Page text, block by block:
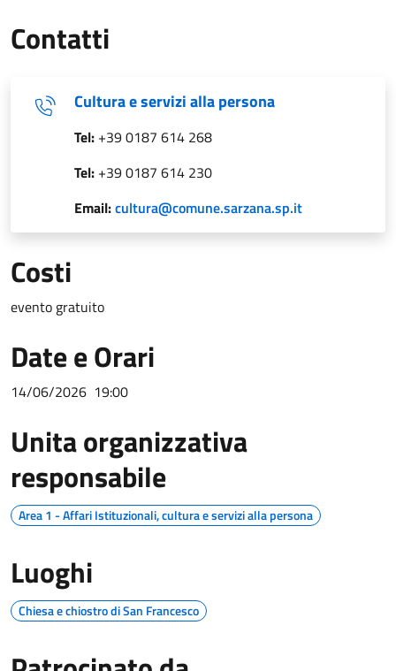
Contatti
Cultura e servizi alla persona
Tel: +39 0187 614 268
Tel: +39 0187 614 230
Email:cultura@comune.sarzana.sp.it
Costi
evento gratuito
Date e Orari
14/06/2026 19:00
Unita organizzativa
responsabile
Area 1 - Affari Istituzionali, cultura e servizi alla persona
Luoghi
Chiesa e chiostro di San Francesco